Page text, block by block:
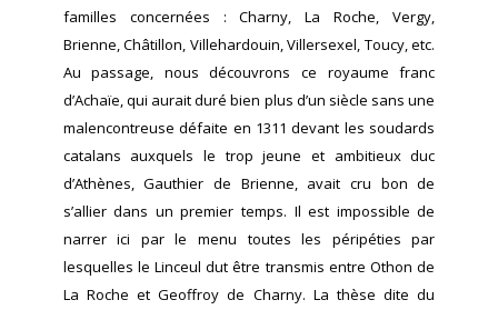
familles concernées : Charny, La Roche, Vergy,
Brienne, Châtillon, Villehardouin, Villersexel, Toucy, etc.
Au passage, nous découvrons ce royaume franc
d’Achaïe, qui aurait duré bien plus d’un siècle sans une
malencontreuse défaite en 1311 devant les soudards
catalans auxquels le trop jeune et ambitieux duc
d’Athènes, Gauthier de Brienne, avait cru bon de
s’allier dans un premier temps. Il est impossible de
narrer ici par le menu toutes les péripéties par
lesquelles le Linceul dut être transmis entre Othon de
La Roche et Geoffroy de Charny. La thèse dite du